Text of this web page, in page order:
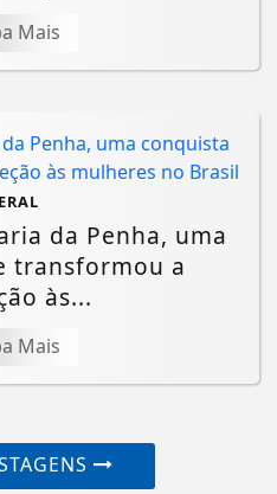
Mais
da Penha, uma
transformou a
às...
Mais